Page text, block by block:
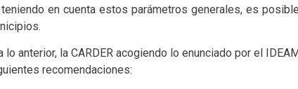
en cuenta estos parámetros generales, es
lo anterior, la CARDER acogiendo lo enunciado por el
recomendaciones: